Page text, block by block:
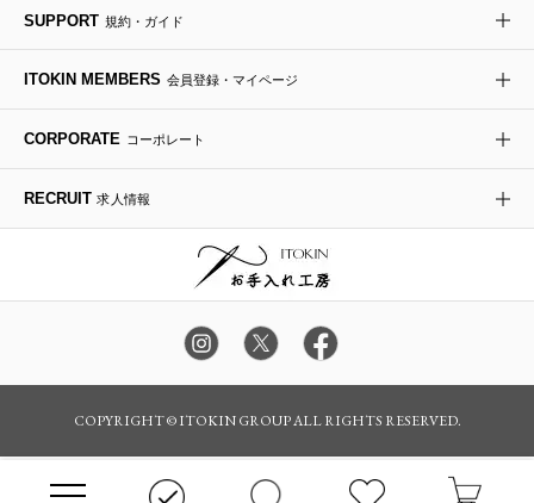
ダウンジャケット・コート
チャーム・ストラップ
その他のグッズ・小物
トラベルバッグ
ドレスシューズ
ポプリアレンジ＆フレグランス
SUPPORT 規約・ガイド
ITOKIN MEMBERS 会員登録・マイページ
CORPORATE コーポレート
RECRUIT 求人情報
COPYRIGHT © ITOKIN GROUP ALL RIGHTS RESERVED.